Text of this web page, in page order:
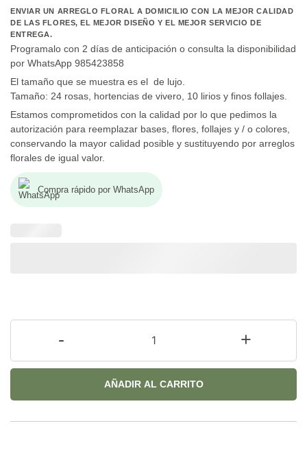
ENVIAR UN ARREGLO FLORAL A DOMICILIO CON LA MEJOR CALIDAD
DE LAS FLORES, EL MEJOR DISEÑO Y EL MEJOR SERVICIO DE
ENTREGA.
Programalo con 2 días de anticipación o consulta la disponibilidad
por WhatsApp 985423858
El tamaño que se muestra es el de lujo.
Tamaño: 24 rosas, hortencias de vivero, 10 lirios y finos follajes.
Estamos comprometidos con la calidad por lo que pedimos la
autorización para reemplazar bases, flores, follajes y / o colores,
conservando la mayor calidad posible y sustituyendo por arreglos
florales de igual valor.
Compra rápido por WhatsApp
- +
AÑADIR AL CARRITO